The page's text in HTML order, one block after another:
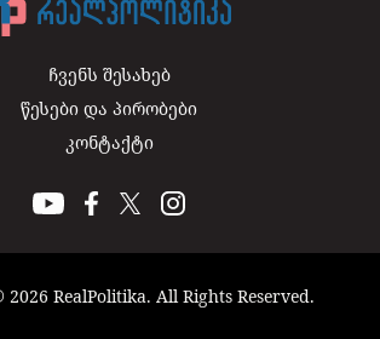
ჩვენს შესახებ
წესები და პირობები
კონტაქტი
RealPolitika. All Rights Reserved.